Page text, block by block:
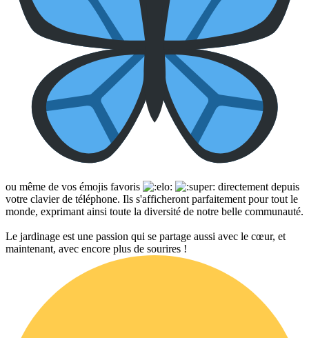
ou même de vos émojis favoris
directement depuis
votre clavier de téléphone. Ils s'afficheront parfaitement pour tout le
monde, exprimant ainsi toute la diversité de notre belle communauté.
Le jardinage est une passion qui se partage aussi avec le cœur, et
maintenant, avec encore plus de sourires !